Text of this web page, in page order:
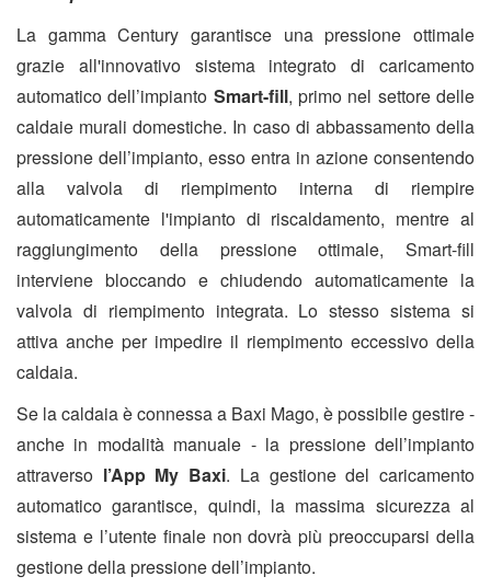
La gamma Century garantisce una pressione ottimale
grazie all'innovativo sistema integrato di caricamento
automatico dell’impianto Smart-fill, primo nel settore delle
caldaie murali domestiche. In caso di abbassamento della
pressione dell’impianto, esso entra in azione consentendo
alla valvola di riempimento interna di riempire
automaticamente l'impianto di riscaldamento, mentre al
raggiungimento della pressione ottimale, Smart-fill
interviene bloccando e chiudendo automaticamente la
valvola di riempimento integrata. Lo stesso sistema si
attiva anche per impedire il riempimento eccessivo della
caldaia.
Se la caldaia è connessa a Baxi Mago, è possibile gestire -
anche in modalità manuale - la pressione dell’impianto
attraverso l’App My Baxi. La gestione del caricamento
automatico garantisce, quindi, la massima sicurezza al
sistema e l’utente finale non dovrà più preoccuparsi della
gestione della pressione dell’impianto.